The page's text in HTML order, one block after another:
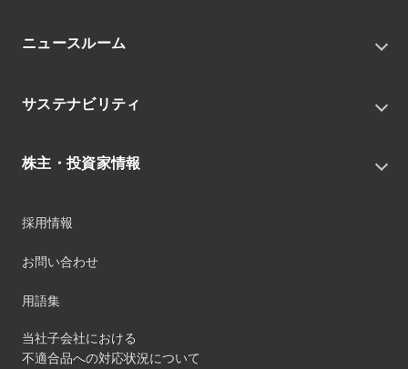
会社概要
中期経営戦略
役員
事業
ニュースルーム
トピックス
IRニュース
サステナビリティ
環境
ガバナンス
マテリアリティ
サステナビリティデータ
第三者保証
株主・投資家情報
財務ハイライト
IRカレンダー
個人投資家のみなさまへ
採用情報
お問い合わせ
用語集
当社子会社における
不適合品への対応状況について